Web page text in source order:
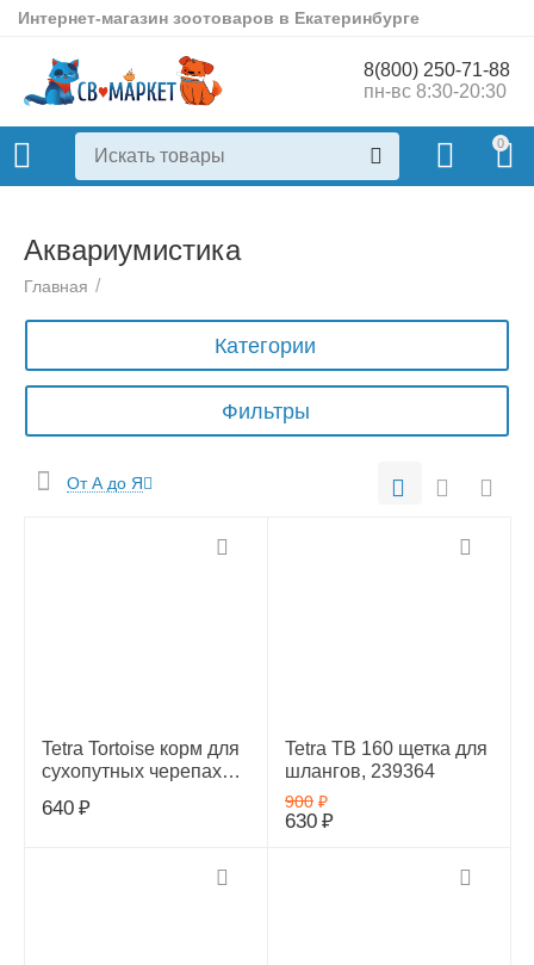
Интернет-магазин зоотоваров в Екатеринбурге
8(800) 250-71-88
пн-вс 8:30-20:30
0
Аквариумистика
Главная /
Категории
Фильтры
От А до Я
Tetra Tortoise корм для
сухопутных черепах
640 ₽
Tetra ТВ 160 щетка для
шлангов, 239364
900 ₽
630 ₽